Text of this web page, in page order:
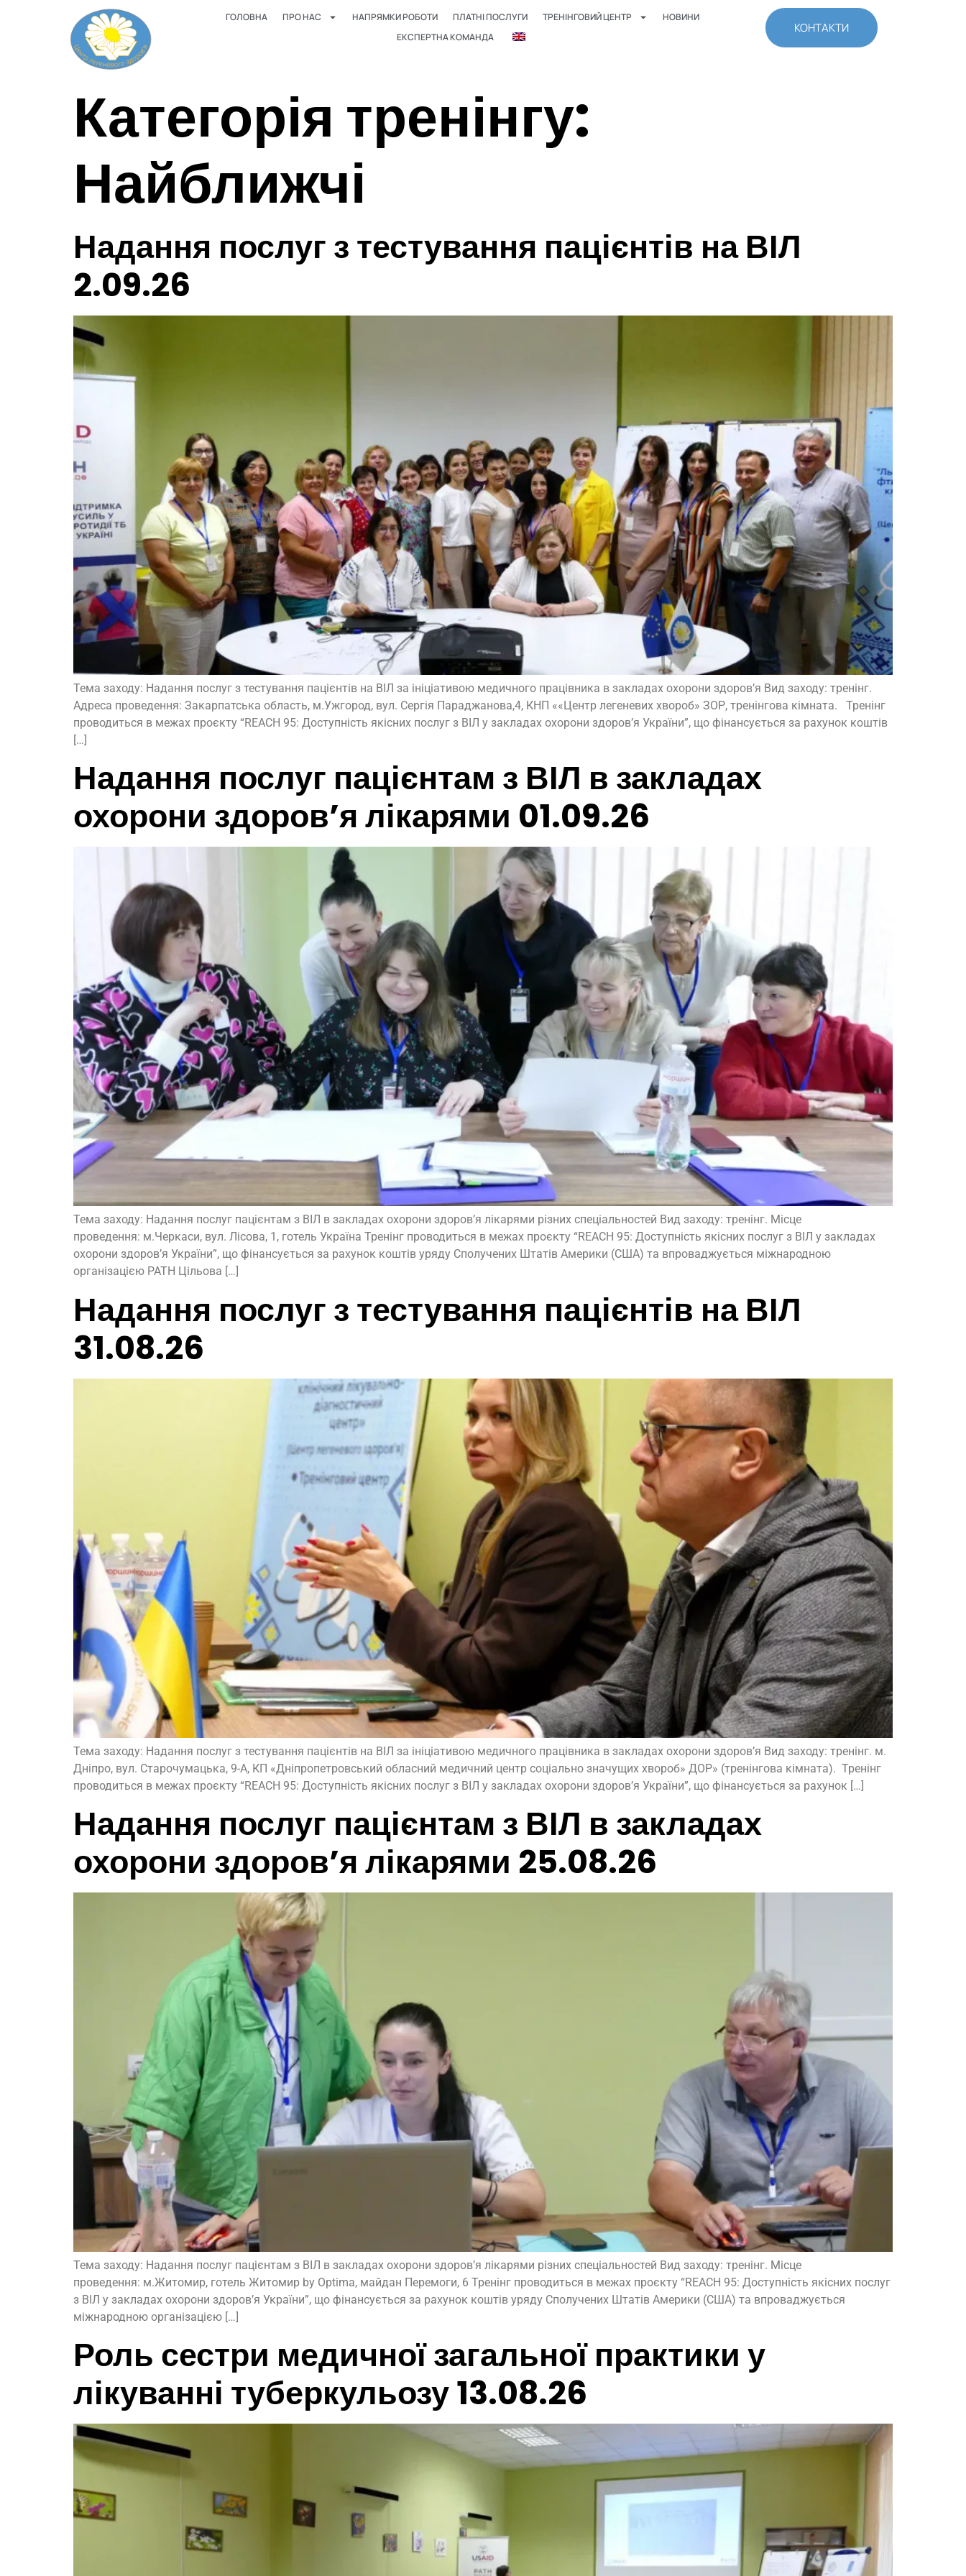
ГОЛОВНА ПРО НАС НАПРЯМКИ РОБОТИ ПЛАТНІ ПОСЛУГИ ТРЕНІНГОВИЙ ЦЕНТР
НОВИНИ
ЕКСПЕРТНА КОМАНДА
КОНТАКТИ
Категорія тренінгу:
Найближчі
Надання послуг з тестування пацієнтів на ВІЛ
2.09.26
Тема заходу: Надання послуг з тестування пацієнтів на ВІЛ за ініціативою медичного працівника в закладах охорони здоров’я Вид заходу: тренінг.
Адреса проведення: Закарпатська область, м.Ужгород, вул. Сергія Параджанова,4, КНП ««Центр легеневих хвороб» ЗОР, тренінгова кімната. Тренінг
проводиться в межах проєкту “REACH 95: Доступність якісних послуг з ВІЛ у закладах охорони здоров’я України”, що фінансується за рахунок коштів
[…]
Надання послуг пацієнтам з ВІЛ в закладах
охорони здоров’я лікарями 01.09.26
Тема заходу: Надання послуг пацієнтам з ВІЛ в закладах охорони здоров’я лікарями різних спеціальностей Вид заходу: тренінг. Місце
проведення: м.Черкаси, вул. Лісова, 1, готель Україна Тренінг проводиться в межах проєкту “REACH 95: Доступність якісних послуг з ВІЛ у закладах
охорони здоров’я України”, що фінансується за рахунок коштів уряду Сполучених Штатів Америки (США) та впроваджується міжнародною
організацією PATH Цільова […]
Надання послуг з тестування пацієнтів на ВІЛ
31.08.26
Тема заходу: Надання послуг з тестування пацієнтів на ВІЛ за ініціативою медичного працівника в закладах охорони здоров’я Вид заходу: тренінг. м.
Дніпро, вул. Старочумацька, 9-А, КП «Дніпропетровський обласний медичний центр соціально значущих хвороб» ДОР» (тренінгова кімната). Тренінг
проводиться в межах проєкту “REACH 95: Доступність якісних послуг з ВІЛ у закладах охорони здоров’я України”, що фінансується за рахунок […]
Надання послуг пацієнтам з ВІЛ в закладах
охорони здоров’я лікарями 25.08.26
Тема заходу: Надання послуг пацієнтам з ВІЛ в закладах охорони здоров’я лікарями різних спеціальностей Вид заходу: тренінг. Місце
проведення: м.Житомир, готель Житомир by Optima, майдан Перемоги, 6 Тренінг проводиться в межах проєкту “REACH 95: Доступність якісних послуг
з ВІЛ у закладах охорони здоров’я України”, що фінансується за рахунок коштів уряду Сполучених Штатів Америки (США) та впроваджується
міжнародною організацією […]
Роль сестри медичної загальної практики у
лікуванні туберкульозу 13.08.26